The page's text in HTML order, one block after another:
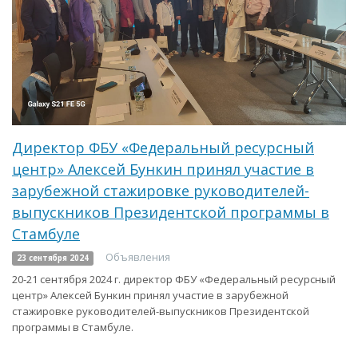
Директор ФБУ «Федеральный ресурсный
центр» Алексей Бункин принял участие в
зарубежной стажировке руководителей-
выпускников Президентской программы в
Стамбуле
23 сентября 2024
Объявления
20-21 сентября 2024 г. директор ФБУ «Федеральный ресурсный
центр» Алексей Бункин принял участие в зарубежной
стажировке руководителей-выпускников Президентской
программы в Стамбуле.